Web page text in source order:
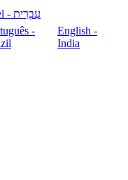
עִבְרִית - Israel
-
English -
India